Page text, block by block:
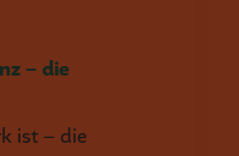
– die
ist – die